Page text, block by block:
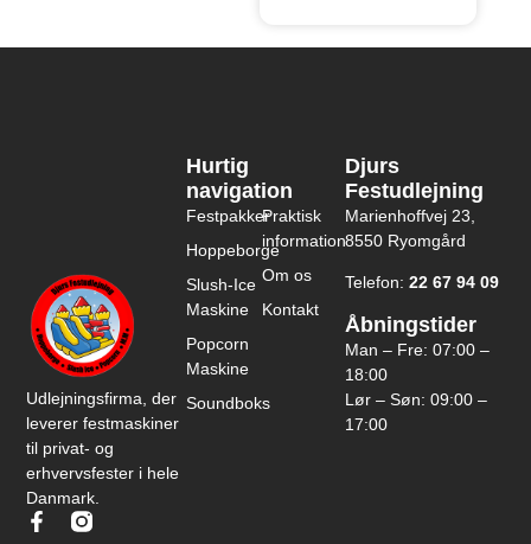
Udlejningsfirma, der
leverer festmaskiner
til privat- og
erhvervsfester i hele
Danmark.
Hurtig
navigation
Festpakker
Hoppeborge
Slush-Ice
Maskine
Popcorn
Maskine
Soundboks
Praktisk
information
Om os
Kontakt
Djurs
Festudlejning
Marienhoffvej 23,
8550 Ryomgård
Telefon:22 67 94 09
Åbningstider
Man – Fre: 07:00 –
18:00
Lør – Søn: 09:00 –
17:00